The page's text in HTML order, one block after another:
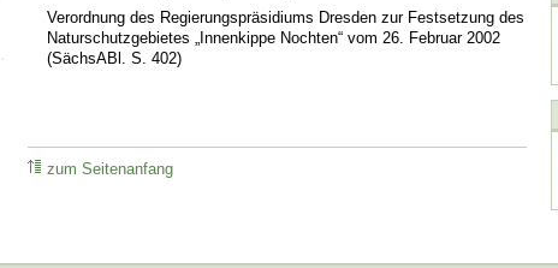
Verordnung des Regierungspräsidiums Dresden zur Festsetzung des
Naturschutzgebietes „Innenkippe Nochten“ vom 26. Februar 2002
(SächsABl. S. 402)
zum Seitenanfang